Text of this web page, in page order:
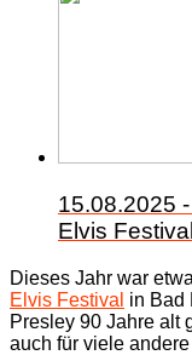
15.08.2025
Elvis
Dieses Jahr war
Elvis Festival in Bad
Presley 90 Jahre alt
auch für viele